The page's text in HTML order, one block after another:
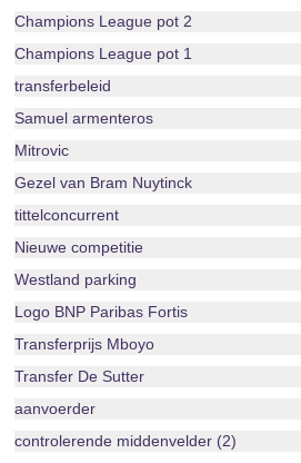
Champions League pot 2
Champions League pot 1
transferbeleid
Samuel armenteros
Mitrovic
Gezel van Bram Nuytinck
tittelconcurrent
Nieuwe competitie
Westland parking
Logo BNP Paribas Fortis
Transferprijs Mboyo
Transfer De Sutter
aanvoerder
controlerende middenvelder (2)